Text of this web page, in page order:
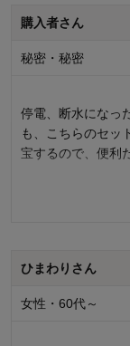
購入者さん
秘密・秘密
停電、断水になっ
も、こちらのセッ
宝するので、便利
ひまわりさん
女性・60代～